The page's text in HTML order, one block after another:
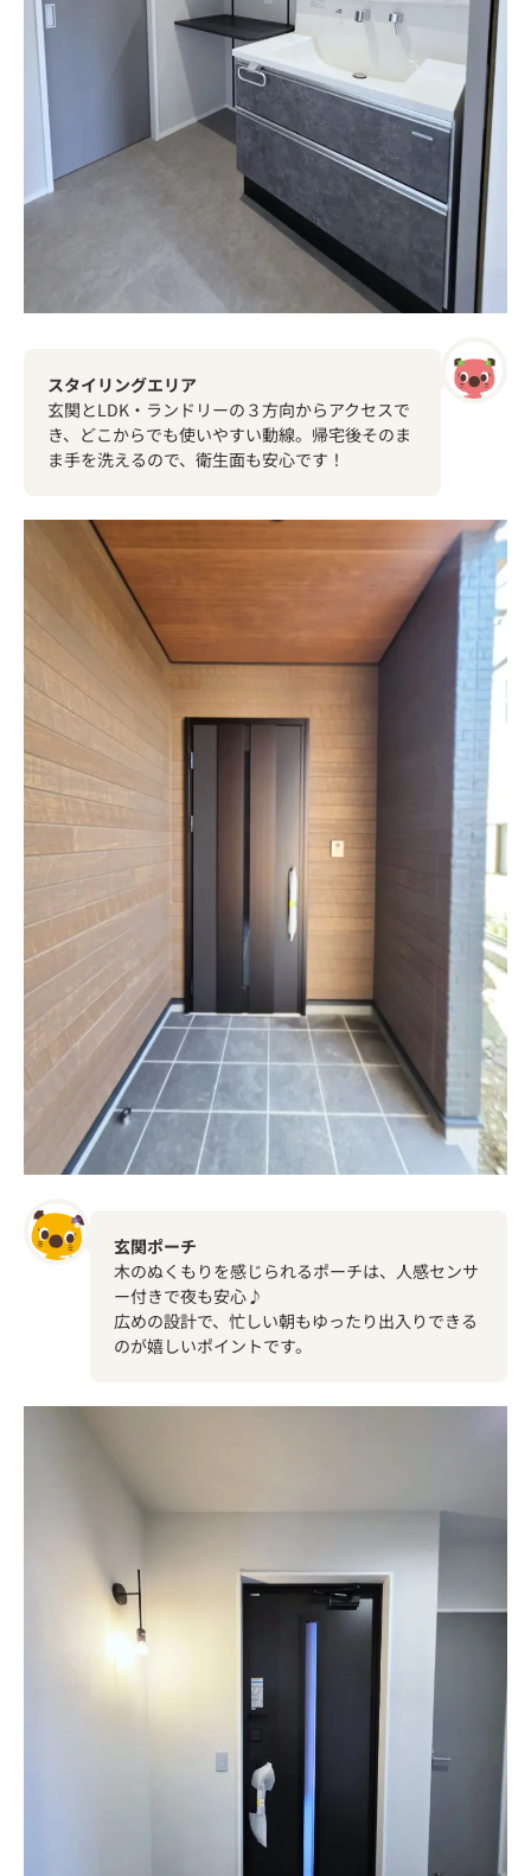
スタイリングエリア
玄関とLDK・ランドリーの３方向からアクセスで
き、どこからでも使いやすい動線。帰宅後そのま
ま手を洗えるので、衛生面も安心です！
玄関ポーチ
木のぬくもりを感じられるポーチは、人感センサ
ー付きで夜も安心♪
広めの設計で、忙しい朝もゆったり出入りできる
のが嬉しいポイントです。